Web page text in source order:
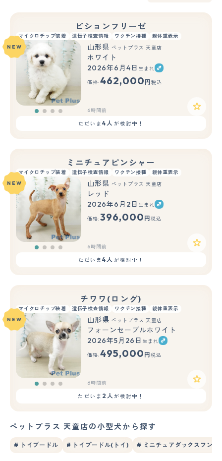
ビションフリーゼ
マイクロチップ装着 遺伝子検査情報 ワクチン接種
親体重表示
NEW
山形県 ペットプラス 天童店
ホワイト
2026年6月4日 生まれ
価格:462,000 円 税込
6時間前
ただいま4人 が検討中！
ミニチュアピンシャー
マイクロチップ装着 遺伝子検査情報 ワクチン接種
親体重表示
NEW
山形県 ペットプラス 天童店
レッド
2026年6月2日 生まれ
価格:396,000 円 税込
6時間前
ただいま4人 が検討中！
チワワ(ロング)
マイクロチップ装着 遺伝子検査情報 ワクチン接種
親体重表示
NEW
山形県 ペットプラス 天童店
フォーンセーブルホワイト
2026年5月26日 生まれ
価格:495,000 円 税込
6時間前
ただいま 2人が検討中！
ペットプラス 天童店の小型犬から探す
# トイプードル # トイプードル(トイ) # ミニチュアダックスフンド